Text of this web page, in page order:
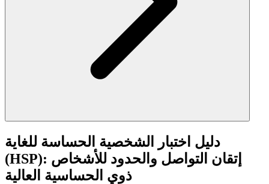
دليل اختبار الشخصية الحساسة للغاية
(HSP): إتقان التواصل والحدود للأشخاص
ذوي الحساسية العالية